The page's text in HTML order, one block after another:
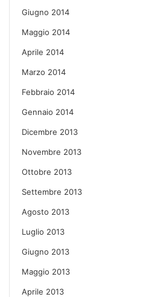
Giugno 2014
Maggio 2014
Aprile 2014
Marzo 2014
Febbraio 2014
Gennaio 2014
Dicembre 2013
Novembre 2013
Ottobre 2013
Settembre 2013
Agosto 2013
Luglio 2013
Giugno 2013
Maggio 2013
Aprile 2013